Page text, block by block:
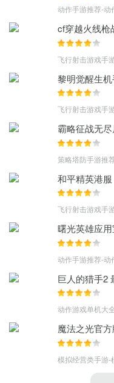
动作手游推荐-动
cf穿越火线枪
飞行射击游戏手
黎明觉醒生
飞行射击游戏手
霸略征战无
策略塔防手游推
和平精英港服
飞行射击游戏手
曙光英雄应
动作手游推荐-动
巨人的猎手2
动作游戏单机大
魔法之光官方
模拟经营类手游-